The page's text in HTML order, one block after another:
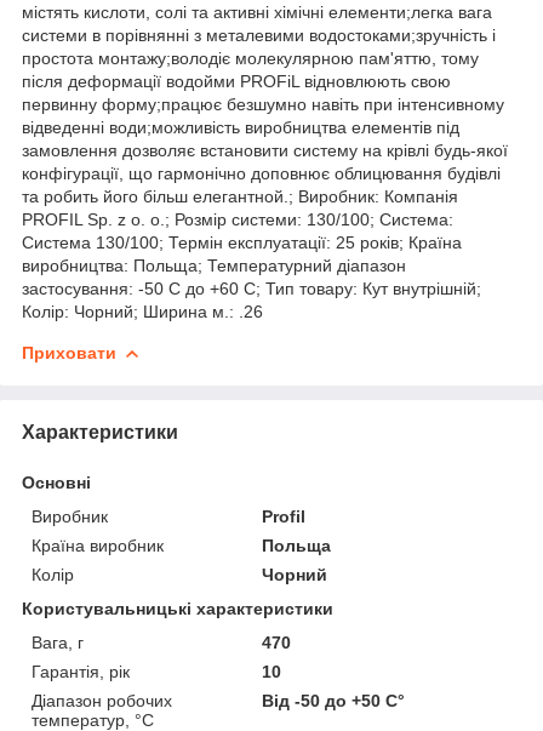
містять кислоти, солі та активні хімічні елементи;легка вага
системи в порівнянні з металевими водостоками;зручність і
простота монтажу;володіє молекулярною пам'яттю, тому
після деформації водойми PROFiL відновлюють свою
первинну форму;працює безшумно навіть при інтенсивному
відведенні води;можливість виробництва елементів під
замовлення дозволяє встановити систему на крівлі будь-якої
конфігурації, що гармонічно доповнює облицювання будівлі
та робить його більш елегантной.; Виробник: Компанія
PROFIL Sp. z o. o.; Розмір системи: 130/100; Система:
Система 130/100; Термін експлуатації: 25 років; Країна
виробництва: Польща; Температурний діапазон
застосування: -50 С до +60 С; Тип товару: Кут внутрішній;
Колір: Чорний; Ширина м.: .26
Приховати
Характеристики
Основні
Виробник
Profil
Країна виробник
Польща
Колір
Чорний
Користувальницькі характеристики
Вага, г
470
Гарантія, рік
10
Діапазон робочих
температур, °С
Від -50 до +50 С°